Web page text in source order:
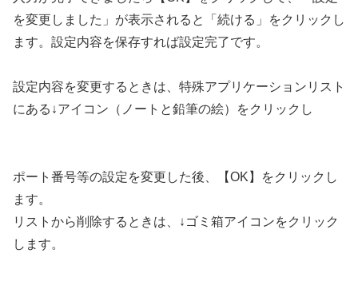
を変更しました」が表示されると「続ける」をクリックし
ます。設定内容を保存すれば設定完了です。
設定内容を変更するときは、特殊アプリケーションリスト
にある↓アイコン（ノートと鉛筆の絵）をクリックし
ポート番号等の設定を変更した後、【OK】をクリックし
ます。
リストから削除するときは、↓ゴミ箱アイコンをクリック
します。